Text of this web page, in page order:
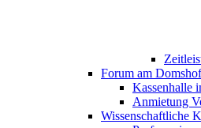
Forum am Domshof
Kassenhalle
Anmietung
Wissenschaftliche